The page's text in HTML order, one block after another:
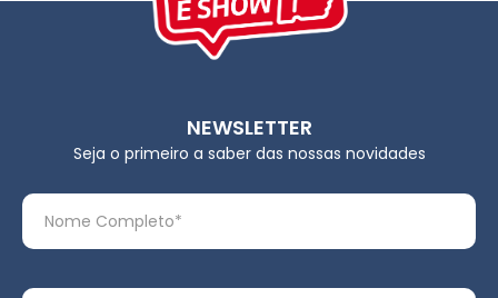
NEWSLETTER
Seja o primeiro a saber das nossas novidades